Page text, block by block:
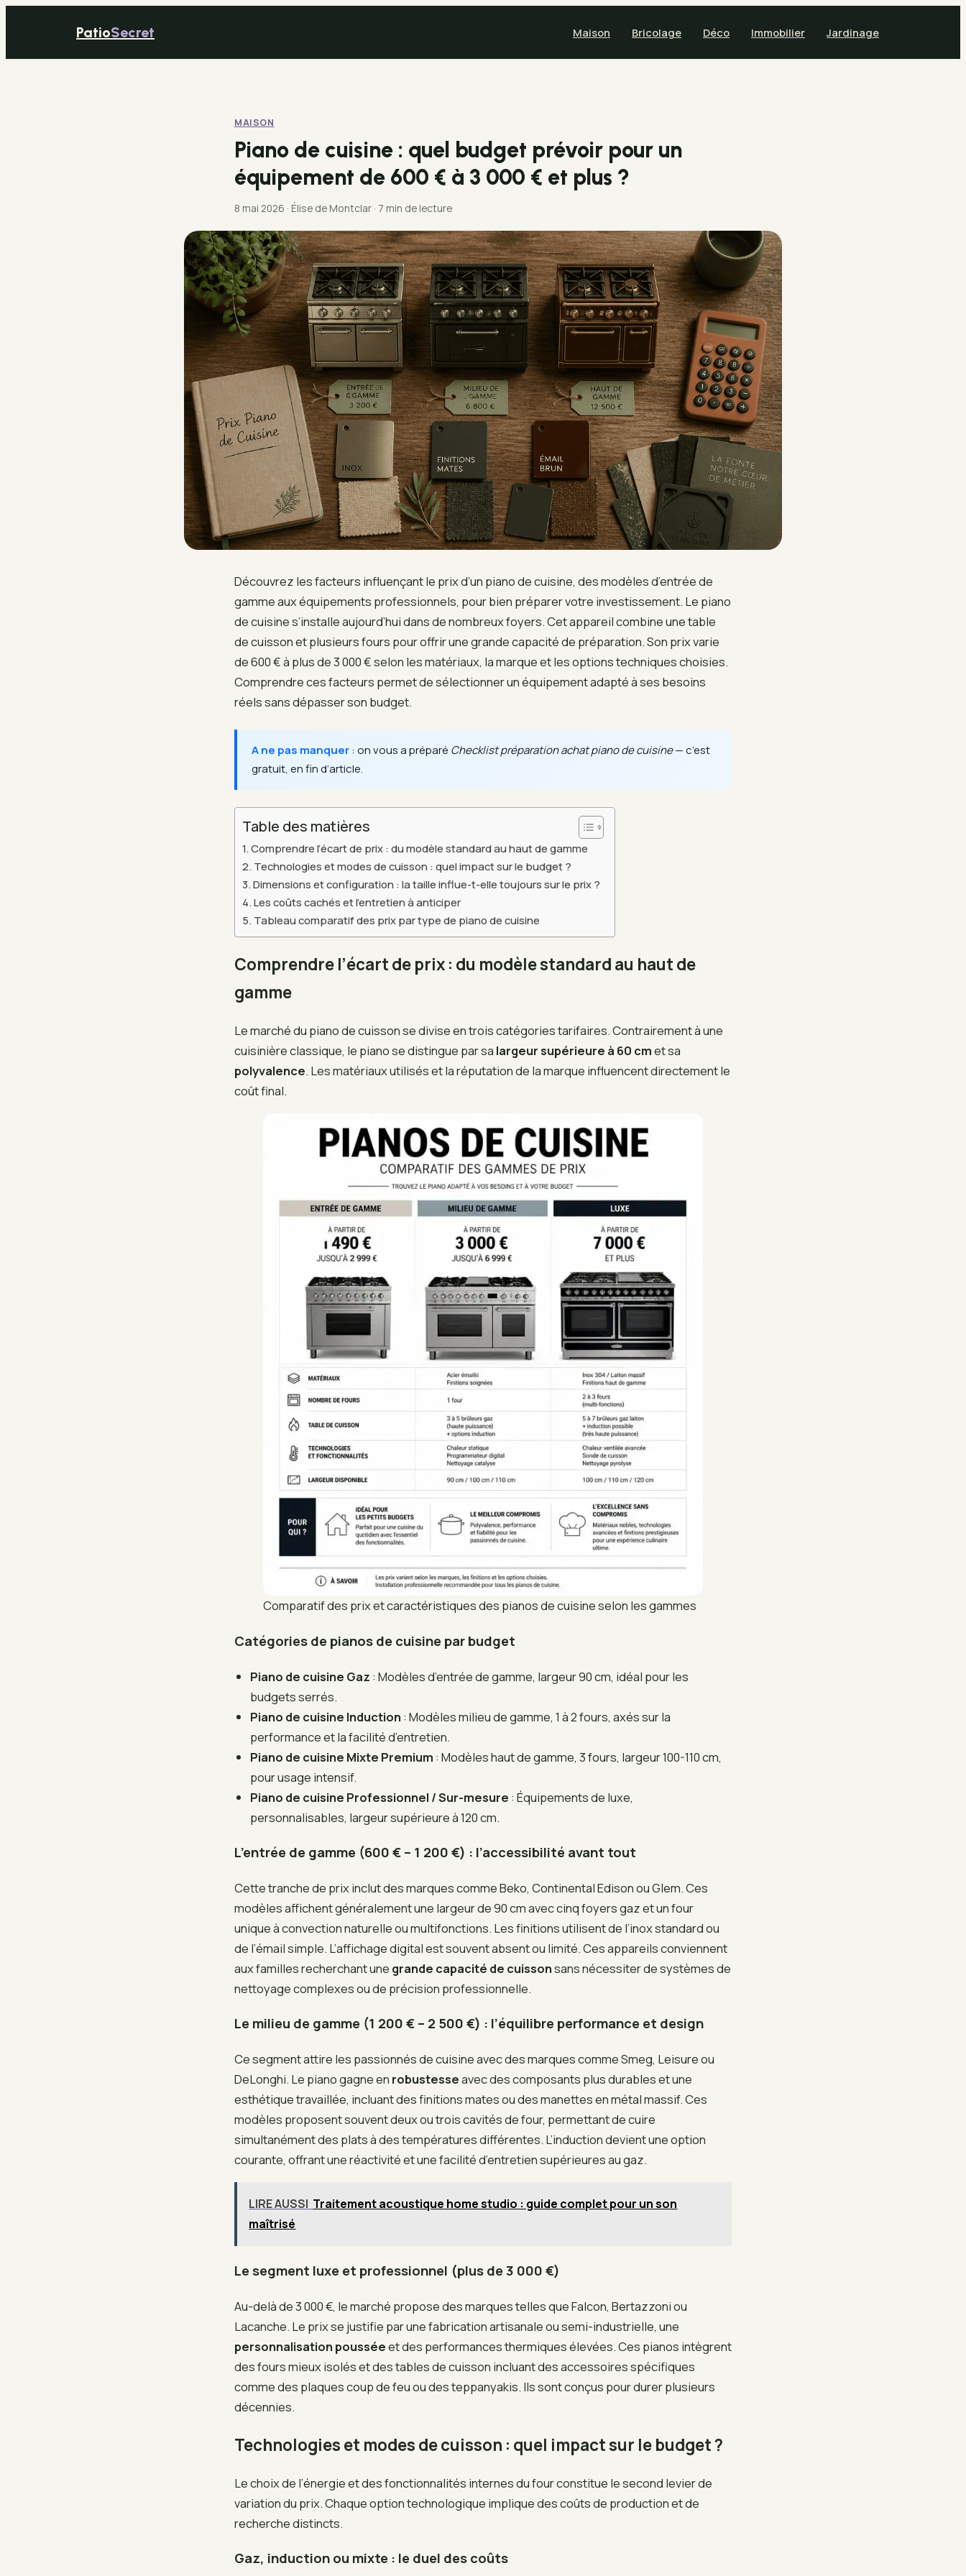
PatioSecret Maison Bricolage Déco Immobilier Jardinage
MAISON
Piano de cuisine : quel budget prévoir pour un
équipement de 600 € à 3 000 € et plus ?
8 mai 2026 · Élise de Montclar · 7 min de lecture
Découvrez les facteurs influençant le prix d’un piano de cuisine, des modèles d’entrée de
gamme aux équipements professionnels, pour bien préparer votre investissement. Le piano
de cuisine s’installe aujourd’hui dans de nombreux foyers. Cet appareil combine une table
de cuisson et plusieurs fours pour offrir une grande capacité de préparation. Son prix varie
de 600 € à plus de 3 000 € selon les matériaux, la marque et les options techniques choisies.
Comprendre ces facteurs permet de sélectionner un équipement adapté à ses besoins
réels sans dépasser son budget.
A ne pas manquer: on vous a préparé Checklist préparation achat piano de cuisine— c’est
gratuit, en fin d’article.
Table des matières
Comprendre l’écart de prix : du modèle standard au haut de gamme
Technologies et modes de cuisson : quel impact sur le budget ?
Dimensions et configuration : la taille influe-t-elle toujours sur le prix ?
Les coûts cachés et l’entretien à anticiper
Tableau comparatif des prix par type de piano de cuisine
Comprendre l’écart de prix : du modèle standard au haut de
gamme
Le marché du piano de cuisson se divise en trois catégories tarifaires. Contrairement à une
cuisinière classique, le piano se distingue par sa largeur supérieure à 60 cmet sa
polyvalence. Les matériaux utilisés et la réputation de la marque influencent directement le
coût final.
Comparatif des prix et caractéristiques des pianos de cuisine selon les gammes
Catégories de pianos de cuisine par budget
Piano de cuisine Gaz : Modèles d’entrée de gamme, largeur 90 cm, idéal pour les
budgets serrés.
Piano de cuisine Induction : Modèles milieu de gamme, 1 à 2 fours, axés sur la
performance et la facilité d’entretien.
Piano de cuisine Mixte Premium : Modèles haut de gamme, 3 fours, largeur 100-110 cm,
pour usage intensif.
Piano de cuisine Professionnel / Sur-mesure : Équipements de luxe,
personnalisables, largeur supérieure à 120 cm.
L’entrée de gamme (600 € – 1 200 €) : l’accessibilité avant tout
Cette tranche de prix inclut des marques comme Beko, Continental Edison ou Glem. Ces
modèles affichent généralement une largeur de 90 cm avec cinq foyers gaz et un four
unique à convection naturelle ou multifonctions. Les finitions utilisent de l’inox standard ou
de l’émail simple. L’affichage digital est souvent absent ou limité. Ces appareils conviennent
aux familles recherchant une grande capacité de cuissonsans nécessiter de systèmes de
nettoyage complexes ou de précision professionnelle.
Le milieu de gamme (1 200 € – 2 500 €) : l’équilibre performance et design
Ce segment attire les passionnés de cuisine avec des marques comme Smeg, Leisure ou
DeLonghi. Le piano gagne en robustesseavec des composants plus durables et une
esthétique travaillée, incluant des finitions mates ou des manettes en métal massif. Ces
modèles proposent souvent deux ou trois cavités de four, permettant de cuire
simultanément des plats à des températures différentes. L’induction devient une option
courante, offrant une réactivité et une facilité d’entretien supérieures au gaz.
LIRE AUSSI Traitement acoustique home studio : guide complet pour un son
maîtrisé
Le segment luxe et professionnel (plus de 3 000 €)
Au-delà de 3 000 €, le marché propose des marques telles que Falcon, Bertazzoni ou
Lacanche. Le prix se justifie par une fabrication artisanale ou semi-industrielle, une
personnalisation pousséeet des performances thermiques élevées. Ces pianos intègrent
des fours mieux isolés et des tables de cuisson incluant des accessoires spécifiques
comme des plaques coup de feu ou des teppanyakis. Ils sont conçus pour durer plusieurs
décennies.
Technologies et modes de cuisson : quel impact sur le budget ?
Le choix de l’énergie et des fonctionnalités internes du four constitue le second levier de
variation du prix. Chaque option technologique implique des coûts de production et de
recherche distincts.
Gaz, induction ou mixte : le duel des coûts